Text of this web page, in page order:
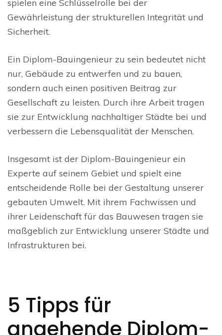
spielen eine Schlüsselrolle bei der
Gewährleistung der strukturellen Integrität und
Sicherheit.
Ein Diplom-Bauingenieur zu sein bedeutet nicht
nur, Gebäude zu entwerfen und zu bauen,
sondern auch einen positiven Beitrag zur
Gesellschaft zu leisten. Durch ihre Arbeit tragen
sie zur Entwicklung nachhaltiger Städte bei und
verbessern die Lebensqualität der Menschen.
Insgesamt ist der Diplom-Bauingenieur ein
Experte auf seinem Gebiet und spielt eine
entscheidende Rolle bei der Gestaltung unserer
gebauten Umwelt. Mit ihrem Fachwissen und
ihrer Leidenschaft für das Bauwesen tragen sie
maßgeblich zur Entwicklung unserer Städte und
Infrastrukturen bei.
5 Tipps für
angehende Diplom-